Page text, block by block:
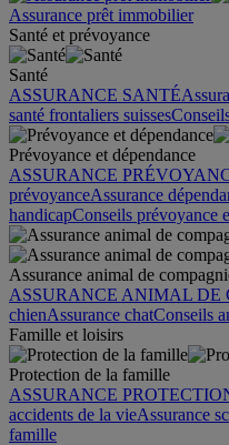
Assurance prêt immobilier
Santé et prévoyance
Santé
ASSURANCE SANTÉ
santé frontaliers suisses
Prévoyance et dépendance
ASSURANCE
prévoyanceAssurance
handicapConseils prévoyance
Assurance animal de
ASSURANCE ANIMAL DE
chienAssurance chatConseils
Famille et loisirs
Protection de la famille
ASSURANCE
accidents de la vieAssurance
famille